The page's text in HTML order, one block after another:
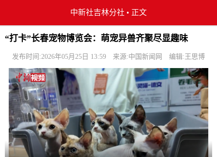
中新社吉林分社 • 正文
“打卡”长春宠物博览会：萌宠异兽齐聚尽显趣味
发布时间:2026年05月25日 13:59 来源:中国新闻网 编辑:王思博